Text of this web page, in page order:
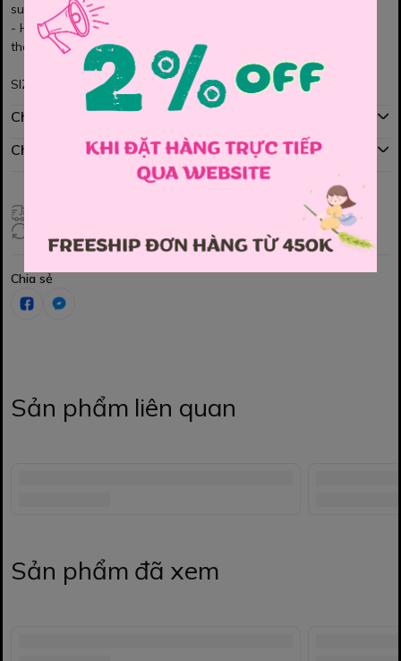
suốt ngày dài.
- Họa tiết chú cún ngộ nghĩnh tạo điểm nhấn xinh xắn, cho bé
thêm phần đáng yêu và năng động! ✨👧🏻
SIZE : FREESIZE
Chính sách mua hàng
Chính sách đổi hàng
Đổi hàng 3 ngày (HCM), 7 ngày (Tỉnh)
Chia sẻ
Sản phẩm liên quan
Sản phẩm đã xem